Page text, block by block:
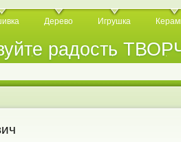
радость
Дерево Игрушка
. . . . . . .